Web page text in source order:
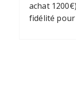
achat
fidélité